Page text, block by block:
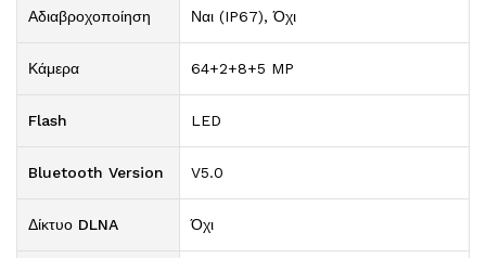
Αδιαβροχοποίηση Ναι (IP67), Όχι
Κάμερα 64+2+8+5 MP
Flash LED
Bluetooth Version V5.0
Δίκτυο DLNA Όχι